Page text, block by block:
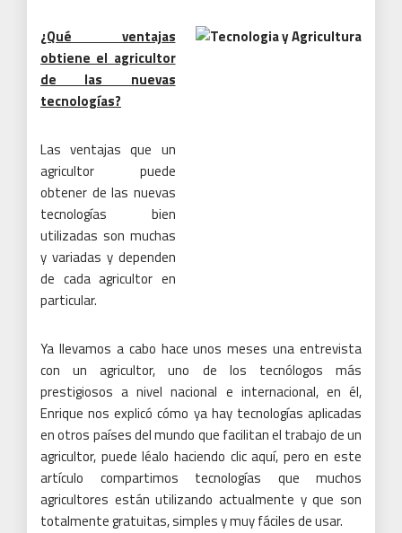
¿Qué ventajas
obtiene el agricultor
de las nuevas
tecnologías?
Las ventajas que un
agricultor puede
obtener de las nuevas
tecnologías bien
utilizadas son muchas
y variadas y dependen
de cada agricultor en
particular.
Ya llevamos a cabo hace unos meses una entrevista
con un agricultor, uno de los tecnólogos más
prestigiosos a nivel nacional e internacional, en él,
Enrique nos explicó cómo ya hay tecnologías aplicadas
en otros países del mundo que facilitan el trabajo de un
agricultor, puede léalo haciendo clic aquí, pero en este
artículo compartimos tecnologías que muchos
agricultores están utilizando actualmente y que son
totalmente gratuitas, simples y muy fáciles de usar.